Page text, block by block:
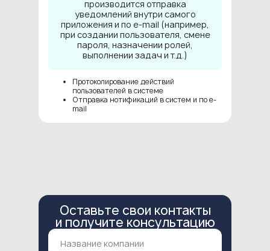
производится отправка
уведомлений внутри самого
приложения и по e-mail (например,
при создании пользователя, смене
пароля, назначении ролей,
выполнении задач и т.д.)
Протоколирование действий
пользователей в системе
Отправка нотификаций в систем и по e-
mail
Оставьте свои контакты
и получите консультацию